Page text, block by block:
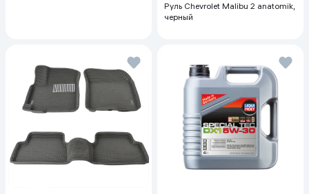
Руль Chevrolet Malibu 2 anatomik,
черный